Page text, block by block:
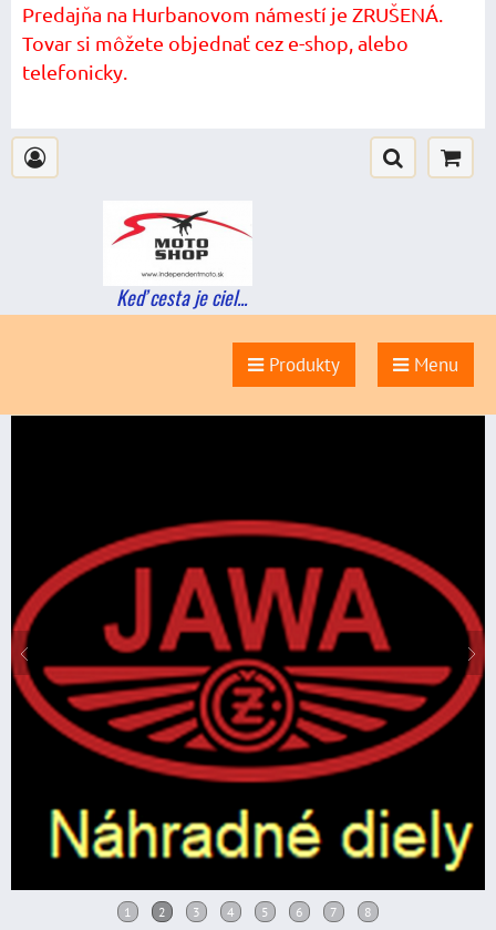
Predajňa na Hurbanovom námestí je ZRUŠENÁ.
Tovar si môžete objednať cez e-shop, alebo
telefonicky.
Keď cesta je ciel...
Produkty Menu